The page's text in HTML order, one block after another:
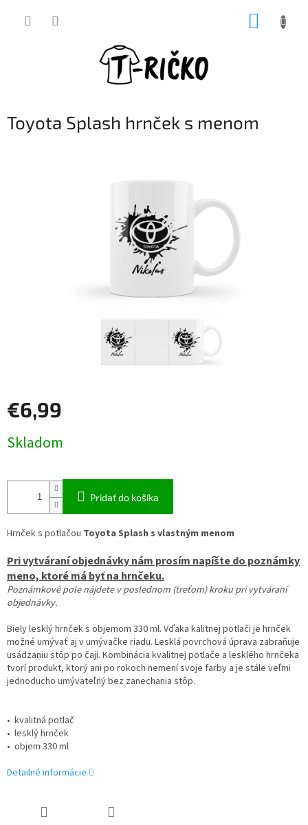
Toyota Splash hrnček s menom
€6,99
cena:
Skladom
Pridať do košíka
Hrnček s potlačou Toyota Splash s vlastným menom
Pri vytváraní objednávky nám prosím napíšte do poznámky
meno, ktoré má byť na hrnčeku.
Poznámkové pole nájdete v poslednom (treťom) kroku pri vytváraní
objednávky.
Biely lesklý hrnček s objemom 330 ml. Vďaka kalitnej potlači je hrnček
možné umývať aj v umývačke riadu. Lesklá povrchová úprava zabraňuje
usádzaniu stôp po čaji. Kombinácia kvalitnej potlače a lesklého hrnčeka
tvorí produkt, ktorý ani po rokoch nemení svoje farby a je stále veľmi
jednoducho umývateľný bez zanechania stôp.
• kvalitná potlač
• lesklý hrnček
• objem 330 ml
Detailné informácie